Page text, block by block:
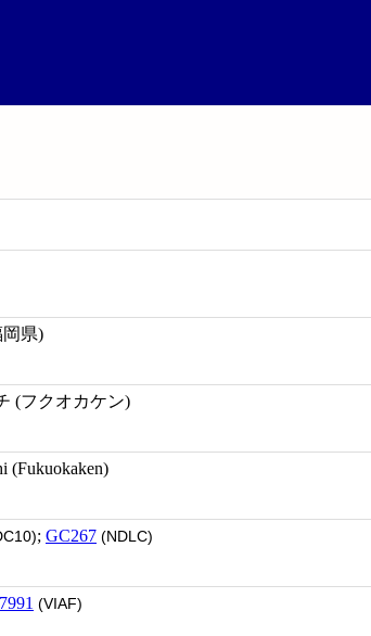
県)
(フクオカケン)
(Fukuokaken)
; GC267 (NDLC)
(VIAF)